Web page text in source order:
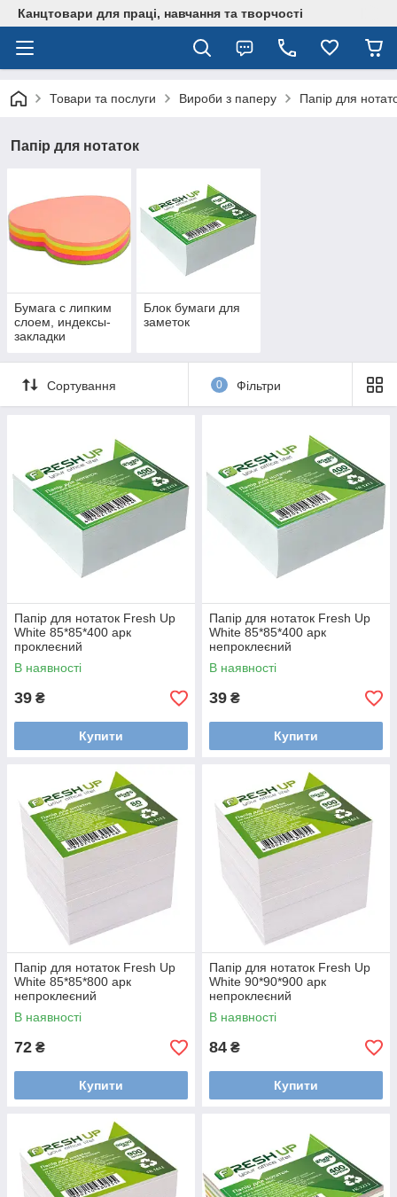
Канцтовари для працi, навчання та творчостi
Товари та послуги Вироби з паперу Папір для
Папір для нотаток
Бумага с липким
слоем, индексы-
закладки
Блок бумаги для
заметок
Сортування 0 Фільтри
Папір для нотаток Fresh Up
White 85*85*400 арк
проклеєний
В наявності
39 ₴
Купити
Папір для нотаток Fresh Up
White 85*85*400 арк
непроклеєний
В наявності
39 ₴
Купити
Папір для нотаток Fresh Up
White 85*85*800 арк
непроклеєний
В наявності
72 ₴
Купити
Папір для нотаток Fresh Up
White 90*90*900 арк
непроклеєний
В наявності
84 ₴
Купити